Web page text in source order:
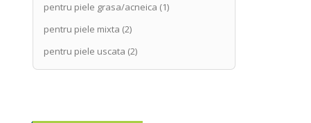
pentru piele grasa/acneica (1)
pentru piele mixta (2)
pentru piele uscata (2)